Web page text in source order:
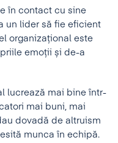
în contact cu sine
un lider să fie eficient
organizațional este
emoții și de-a
lucrează mai bine într-
mai buni, mai
dovadă de altruism
munca în echipă.